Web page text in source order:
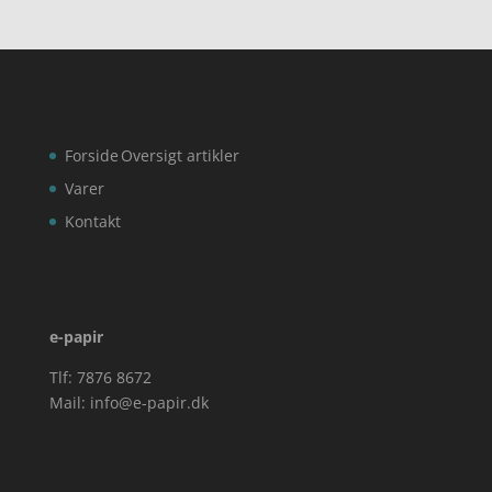
Forside
Varer
Kontakt
Oversigt artikler
e-papir
Tlf: 7876 8672
Mail: info@e-papir.dk